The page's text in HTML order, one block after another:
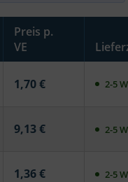
Preis p.
VE
1,70 € 2-5
9,13 € 2-5
1,36 € 2-5